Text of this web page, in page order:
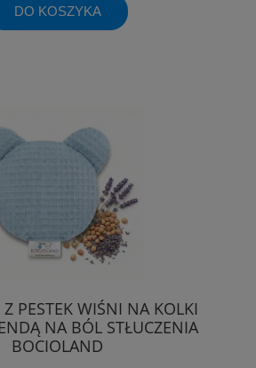
DO KOSZYKA
PESTEK WIŚNI NA KOLKI
NA BÓL STŁUCZENIA
BOCIOLAND